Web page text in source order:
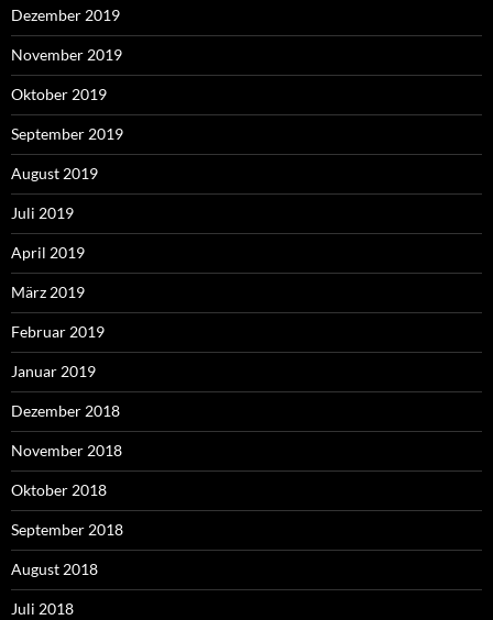
Dezember 2019
November 2019
Oktober 2019
September 2019
August 2019
Juli 2019
April 2019
März 2019
Februar 2019
Januar 2019
Dezember 2018
November 2018
Oktober 2018
September 2018
August 2018
Juli 2018